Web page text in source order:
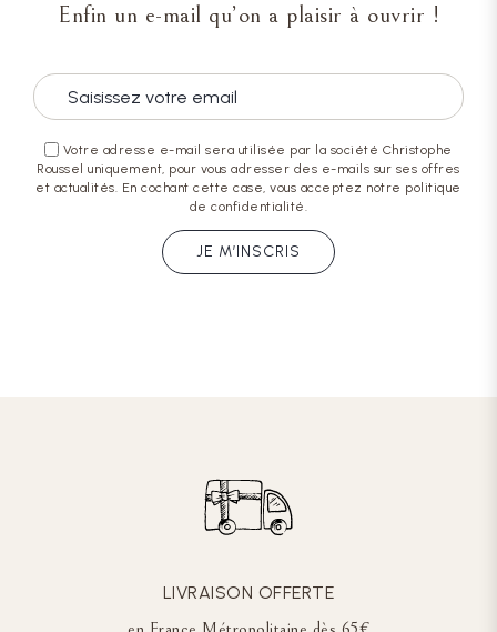
Enfin un e-mail qu’on a plaisir à ouvrir !
Votre adresse e-mail sera utilisée par la société Christophe
Roussel uniquement, pour vous adresser des e-mails sur ses offres
et actualités. En cochant cette case, vous acceptez notre politique
de confidentialité.
JE M’INSCRIS
LIVRAISON OFFERTE